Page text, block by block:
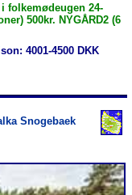
folkemødeugen 24-
500kr. NYGÅRD2 (6
4001-4500 DKK
Snogebaek